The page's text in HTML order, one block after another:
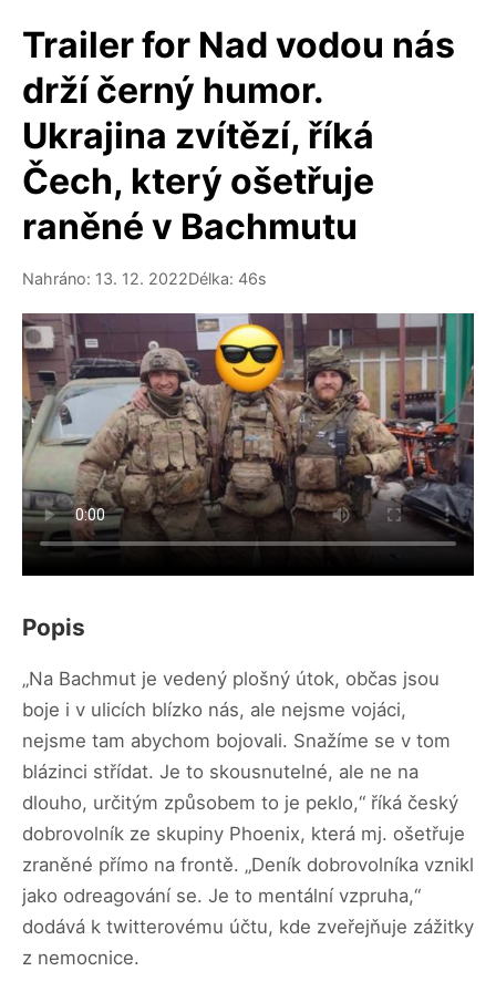
Trailer for Nad vodou nás
drží černý humor.
Ukrajina zvítězí, říká
Čech, který ošetřuje
raněné v Bachmutu
Nahráno: 13. 12. 2022Délka: 46s
Popis
„Na Bachmut je vedený plošný útok, občas jsou
boje i v ulicích blízko nás, ale nejsme vojáci,
nejsme tam abychom bojovali. Snažíme se v tom
blázinci střídat. Je to skousnutelné, ale ne na
dlouho, určitým způsobem to je peklo,“ říká český
dobrovolník ze skupiny Phoenix, která mj. ošetřuje
zraněné přímo na frontě. „Deník dobrovolníka vznikl
jako odreagování se. Je to mentální vzpruha,“
dodává k twitterovému účtu, kde zveřejňuje zážitky
z nemocnice.